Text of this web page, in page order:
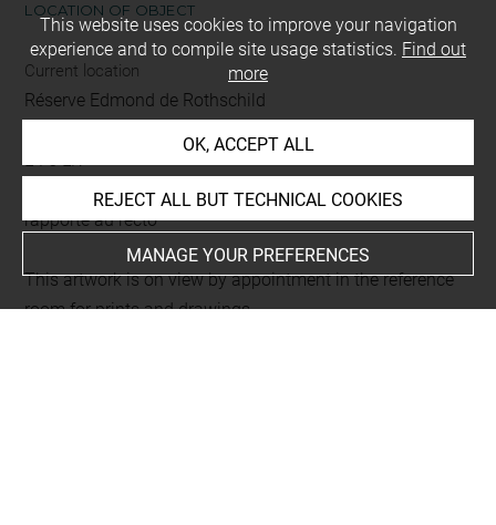
LOCATION OF OBJECT
Current location
Réserve Edmond de Rothschild
L 75 LR
rapporté au recto
This artwork is on view by appointment in the reference
room for prints and drawings
This website uses cookies to improve your navigation
experience and to compile site usage statistics. Find out
more
OK, ACCEPT ALL
REJECT ALL BUT TECHNICAL COOKIES
MANAGE YOUR PREFERENCES